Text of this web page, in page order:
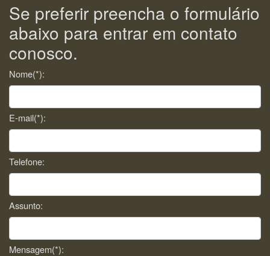
Se preferir preencha o formulário
abaixo para entrar em contato
conosco.
Nome(*):
E-mail(*):
Telefone:
Assunto:
Mensagem(*):